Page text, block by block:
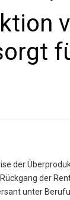
der
der
unter